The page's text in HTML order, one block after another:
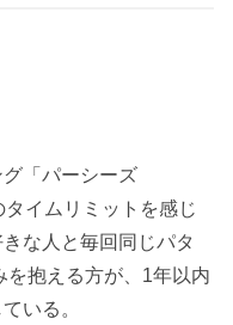
「パーシーズ
タイムリミットを感じ
な人と毎回同じパタ
を抱える方が、1年以内
いる。